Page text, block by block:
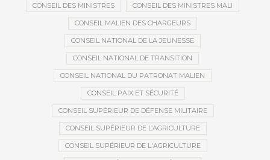
CONSEIL DES MINISTRES CONSEIL DES MINISTRES MALI
CONSEIL MALIEN DES CHARGEURS
CONSEIL NATIONAL DE LA JEUNESSE
CONSEIL NATIONAL DE TRANSITION
CONSEIL NATIONAL DU PATRONAT MALIEN
CONSEIL PAIX ET SÉCURITÉ
CONSEIL SUPÉRIEUR DE DÉFENSE MILITAIRE
CONSEIL SUPÉRIEUR DE L’AGRICULTURE
CONSEIL SUPÉRIEUR DE L'AGRICULTURE